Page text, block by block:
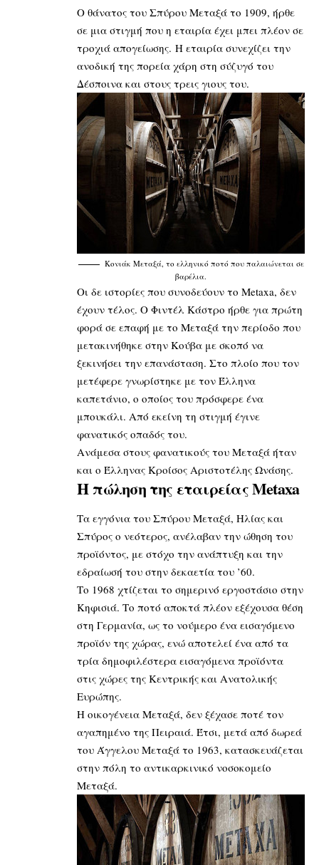
Ο θάνατος του Σπύρου Μεταξά το 1909, ήρθε
σε μια στιγμή που η εταιρία έχει μπει πλέον σε
τροχιά απογείωσης. Η εταιρία συνεχίζει την
ανοδική της πορεία χάρη στη σύζυγό του
Δέσποινα και στους τρεις γιους του.
Κονιάκ Μεταξά, το ελληνικό ποτό που παλαιώνεται σε
βαρέλια.
Οι δε ιστορίες που συνοδεύουν το Metaxa, δεν
έχουν τέλος. Ο Φιντέλ Κάστρο ήρθε για πρώτη
φορά σε επαφή με το Mεταξά την περίοδο που
μετακινήθηκε στην Κούβα με σκοπό να
ξεκινήσει την επανάσταση. Στο πλοίο που τον
μετέφερε γνωρίστηκε με τον Έλληνα
καπετάνιο, ο οποίος του πρόσφερε ένα
μπουκάλι. Από εκείνη τη στιγμή έγινε
φανατικός οπαδός του.
Ανάμεσα στους φανατικούς του Μεταξά ήταν
και ο Έλληνας Κροίσος Αριστοτέλης Ωνάσης.
Η πώληση της εταιρείας Metaxa
Τα εγγόνια του Σπύρου Μεταξά, Ηλίας και
Σπύρος ο νεότερος, ανέλαβαν την ώθηση του
προϊόντος, με στόχο την ανάπτυξη και την
εδραίωσή του στην δεκαετία του ’60.
Το 1968 χτίζεται το σημερινό εργοστάσιο στην
Κηφισιά. Το ποτό αποκτά πλέον εξέχουσα θέση
στη Γερμανία, ως το νούμερο ένα εισαγόμενο
προϊόν της χώρας, ενώ αποτελεί ένα από τα
τρία δημοφιλέστερα εισαγόμενα προϊόντα
στις χώρες της Κεντρικής και Ανατολικής
Ευρώπης.
Η οικογένεια Μεταξά, δεν ξέχασε ποτέ τον
αγαπημένο της Πειραιά. Έτσι, μετά από δωρεά
του Άγγελου Μεταξά το 1963, κατασκευάζεται
στην πόλη το αντικαρκινικό νοσοκομείο
Μεταξά.